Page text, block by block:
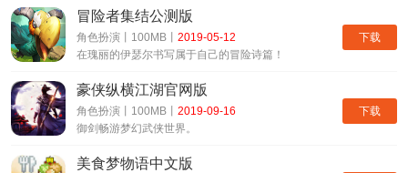
源》拍摄的首个真人游戏电影同步首映!由超人气男团R1SE，冒险家-
R1SE周震南、驯兽师-R1SE夏之光和建造者-R1SE张颜齐的三大起
源星球阵营已同步入驻游戏，玩家可选择微信/QQ区的专服【南光齐
缘】探索奇丽的起源星球。截止15日0点，起源星球三大阵营应援活
动火爆收官，终极阵营获得惊喜应援福利，应援第一名的代言人
R1SE周震南可获得外滩·上海中心大厦广告大屏专属资源;应援第二名
的代言人R1SE张颜齐将获得《我的起源》官方购买2000张R1SE首
下载
冒险者集结公测版
角色扮演丨100MB丨 2019-05-12
在瑰丽的伊瑟尔书写属于自己的冒险诗篇！
下载
豪侠纵横江湖官网版
角色扮演丨100MB丨 2019-09-16
御剑畅游梦幻武侠世界。
美食梦物语中文版